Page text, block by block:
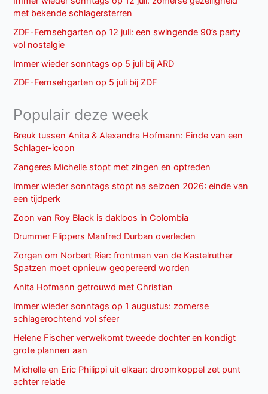
met bekende schlagersterren
ZDF-Fernsehgarten op 12 juli: een swingende 90’s party
vol nostalgie
Immer wieder sonntags op 5 juli bij ARD
ZDF-Fernsehgarten op 5 juli bij ZDF
Populair deze week
Breuk tussen Anita & Alexandra Hofmann: Einde van een
Schlager-icoon
Zangeres Michelle stopt met zingen en optreden
Immer wieder sonntags stopt na seizoen 2026: einde van
een tijdperk
Zoon van Roy Black is dakloos in Colombia
Drummer Flippers Manfred Durban overleden
Zorgen om Norbert Rier: frontman van de Kastelruther
Spatzen moet opnieuw geopereerd worden
Anita Hofmann getrouwd met Christian
Immer wieder sonntags op 1 augustus: zomerse
schlagerochtend vol sfeer
Helene Fischer verwelkomt tweede dochter en kondigt
grote plannen aan
Michelle en Eric Philippi uit elkaar: droomkoppel zet punt
achter relatie